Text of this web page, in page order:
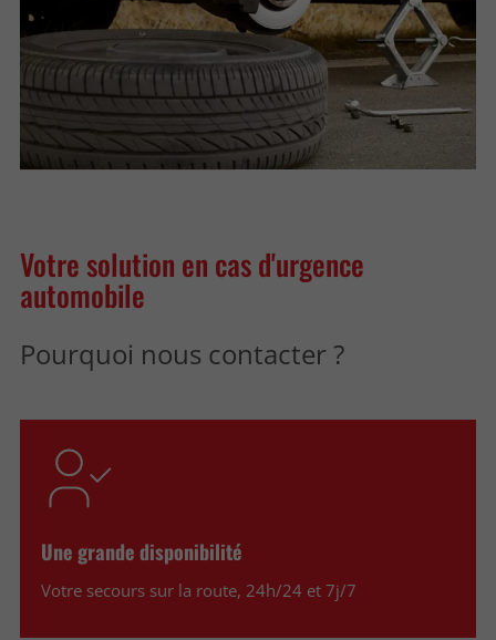
Votre solution en cas d'urgence
automobile
Pourquoi nous contacter ?
Une grande disponibilité
Votre secours sur la route, 24h/24 et 7j/7